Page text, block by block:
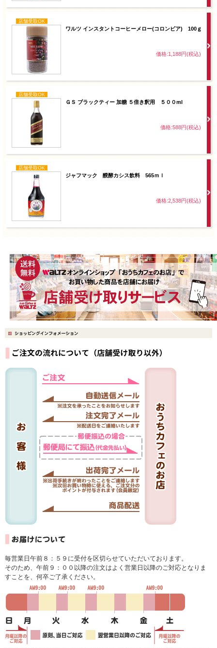
店舗受取OK
ワルツ インスタントコーヒーメロー(コロンビア) 100ｇ
価格:1,188円(税込)
店舗受取OK
ＧＳ ブラックティー 加糖 ５倍き釈用 ５００ml
価格:588円(税込)
店舗受取OK
ジャフマック 醗酵カシス飲料 565ｍｌ
価格:2,538円(税込)
毎営業日午前８：５９に受付を区切らせていただいております。
そのため、午前９：００以降の注文はよく営業日以降のご対応となりま
すことを、何卒ご了承ください。